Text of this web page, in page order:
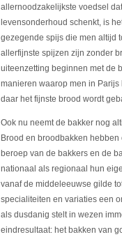
allernoodzakelijkste voedsel
levensonderhoud schenkt, is
gezegende spijs die men altijd
allerfijnste spijzen zijn zonder
uiteenzetting beginnen met de
manieren waarop men in
daar het fijnste brood wordt
Ook nu neemt de bakker nog
Brood en broodbakken
beroep van de bakkers en de
nationaal als regionaal hun
vanaf de middeleeuwse gilde
specialiteiten en variaties een
als dusdanig stelt in wezen
eindresultaat: het bakken van